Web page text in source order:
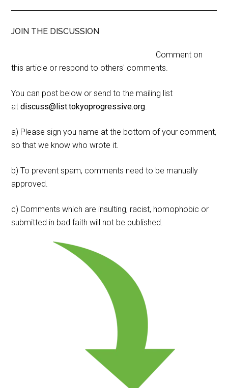
JOIN THE DISCUSSION
Comment on
this article or respond to others' comments.
You can post below or send to the mailing list
atdiscuss@list.tokyoprogressive.org.
a) Please sign you name at the bottom of your comment,
so that we know who wrote it.
b) To prevent spam, comments need to be manually
approved.
c) Comments which are insulting, racist, homophobic or
submitted in bad faith will not be published.